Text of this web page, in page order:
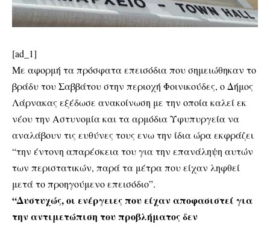
[ad_1]
Με αφορμή τα πρόσφατα επεισόδια που σημειώθηκαν το
βράδυ του Σαββάτου στην περιοχή Φοινικούδες, ο Δήμος
Λάρνακας εξέδωσε ανακοίνωση με την οποία καλεί εκ
νέου την Αστυνομία και τα αρμόδια Υφυπυργεία να
αναλάβουν τις ευθύνες τους ενω την ίδια ώρα εκφράζει
“την έντονη απαρέσκεια του για την επανάληψη αυτών
των περιστατικών, παρά τα μέτρα που είχαν ληφθεί
μετά το προηγούμενο επεισόδιο”.
“Δυστυχώς, οι ενέργειες που είχαν αποφασιστεί για
την αντιμετώπιση του προβλήματος δεν